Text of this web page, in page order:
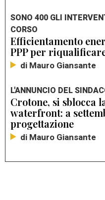
SONO 400 GLI
CORSO
Efficientamento
PPP per
di Mauro Giansante
L'ANNUNCIO DEL
Crotone, si sblocca
waterfront: a
progettazione
di Mauro Giansante